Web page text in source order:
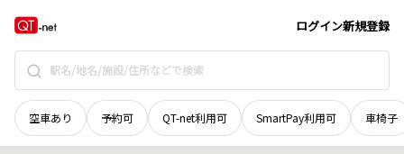
ログイン新規登録
空車あり 予約可 QT-net利用可 SmartPay利用可 車椅子
福井県